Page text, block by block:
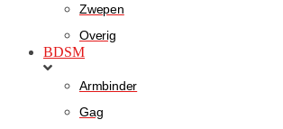
Zwepen
Overig
BDSM
Armbinder
Gag